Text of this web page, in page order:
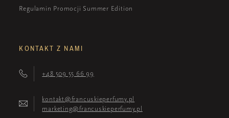
Regulamin Promocji Summer Edition
KONTAKT Z NAMI
+48 509 55 66 99
kontakt@francuskieperfumy.pl
marketing@francuskieperfumy.pl